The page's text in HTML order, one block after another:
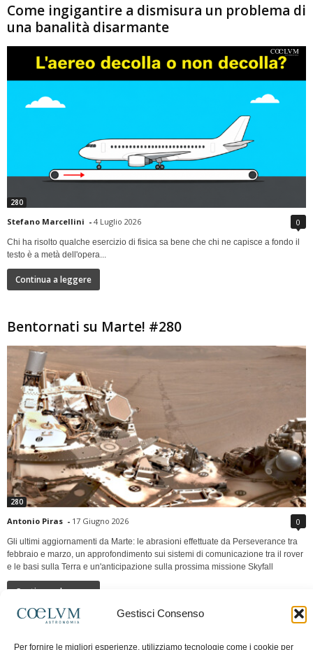
Gestisci Consenso
Per fornire le migliori esperienze, utilizziamo tecnologie come i cookie per
Come ingigantire a dismisura un problema di
una banalità disarmante
280
Stefano Marcellini - 4 Luglio 2026 0
Chi ha risolto qualche esercizio di fisica sa bene che chi ne capisce a fondo il
testo è a metà dell'opera...
Continua a leggere
Bentornati su Marte! #280
280
Antonio Piras - 17 Giugno 2026 0
Gli ultimi aggiornamenti da Marte: le abrasioni effettuate da Perseverance tra
febbraio e marzo, un approfondimento sui sistemi di comunicazione tra il rover
e le basi sulla Terra e un'anticipazione sulla prossima missione Skyfall
Continua a leggere